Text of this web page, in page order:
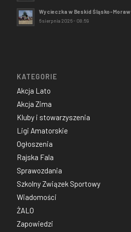
Wycieczka w Beskid Śląsko-
6 sierpnia 2026 - 08:59
KATEGORIE
Akcja Lato
Akcja Zima
Kluby i stowarzyszenia
Ligi Amatorskie
Ogłoszenia
Rajska Fala
Sprawozdania
Szkolny Związek Sportowy
Wiadomości
ŻALO
Zapowiedzi